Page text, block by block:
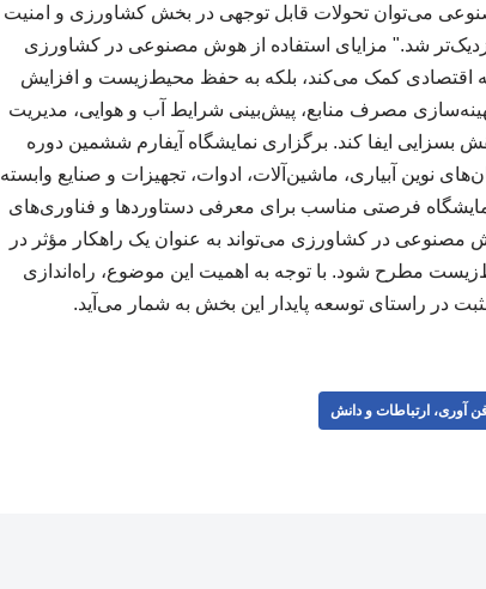
می‌توان تحولات قابل توجهی در بخش کشاورزی و امنیت
شد." مزایای استفاده از هوش مصنوعی در کشاورزی
اقتصادی کمک می‌کند، بلکه به حفظ محیط‌زیست و افزایش
مصرف منابع، پیش‌بینی شرایط آب و هوایی، مدیریت
بسزایی ایفا کند. برگزاری نمایشگاه آیفارم ششمین دوره
نوین آبیاری، ماشین‌آلات، ادوات، تجهیزات و صنایع وابسته
فرصتی مناسب برای معرفی دستاوردها و فناوری‌های
مصنوعی در کشاورزی می‌تواند به عنوان یک راهکار مؤثر در
مطرح شود. با توجه به اهمیت این موضوع، راه‌اندازی
راستای توسعه پایدار این بخش به شمار می‌آید.
آوری، ارتباطات و دانش